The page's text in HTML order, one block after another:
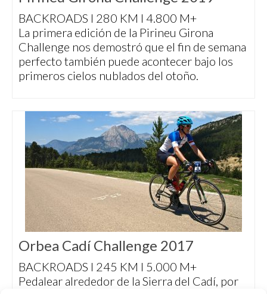
BACKROADS I 280 KM I 4.800 M+
La primera edición de la Pirineu Girona
Challenge nos demostró que el fin de semana
perfecto también puede acontecer bajo los
primeros cielos nublados del otoño.
Orbea Cadí Challenge 2017
BACKROADS I 245 KM I 5.000 M+
Pedalear alrededor de la Sierra del Cadí, por